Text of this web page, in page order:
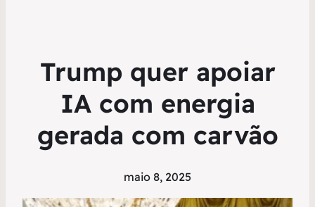
Trump quer apoiar
IA com energia
gerada com carvão
maio 8, 2025